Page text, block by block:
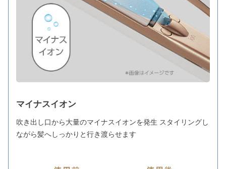
マイナスイオン
吹き出し口から大量のマイナスイオンを発生 スタイリングし
ながら髪へしっかりと行き渡らせます